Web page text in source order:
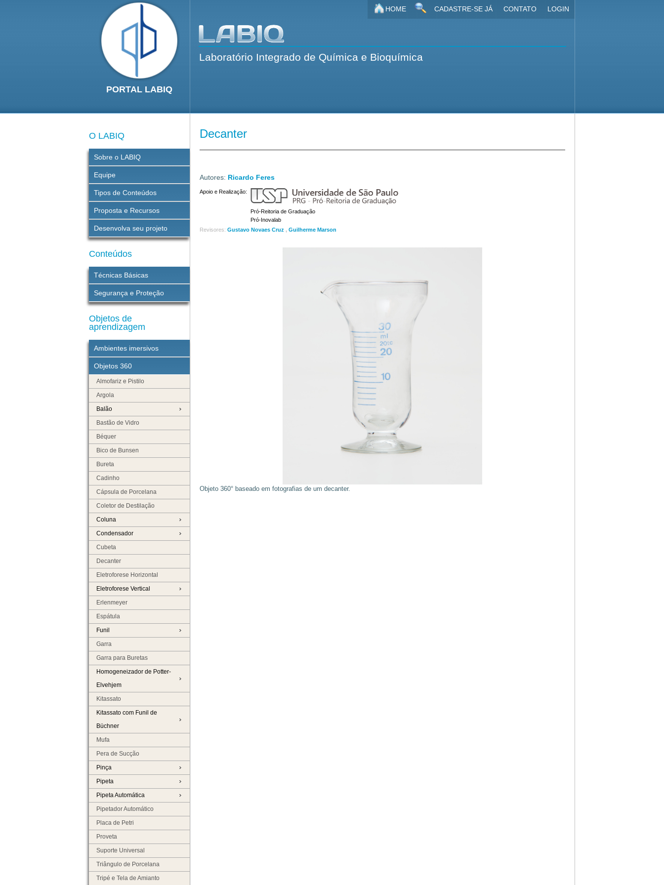
PORTAL LABIQ
HOME CADASTRE-SE JÁ CONTATO LOGIN
Laboratório Integrado de Química e Bioquímica
O LABIQ
Sobre o LABIQ
Equipe
Tipos de Conteúdos
Proposta e Recursos
Desenvolva seu projeto
Conteúdos
Técnicas Básicas
Segurança e Proteção
Objetos de
aprendizagem
Ambientes imersivos
Objetos 360
Almofariz e Pistilo
Argola
Balão
Bastão de Vidro
Béquer
Bico de Bunsen
Bureta
Cadinho
Cápsula de Porcelana
Coletor de Destilação
Coluna
Condensador
Cubeta
Decanter
Eletroforese Horizontal
Eletroforese Vertical
Erlenmeyer
Espátula
Funil
Garra
Garra para Buretas
Homogeneizador de Potter-
Elvehjem
Kitassato
Kitassato com Funil de
Büchner
Mufa
Pera de Sucção
Pinça
Pipeta
Pipeta Automática
Pipetador Automático
Placa de Petri
Proveta
Suporte Universal
Triângulo de Porcelana
Tripé e Tela de Amianto
Decanter
Autores: Ricardo Feres
Apoio e Realização:
Pró-Reitoria de Graduação
Pró-Inovalab
Revisores: Gustavo Novaes Cruz , Guilherme Marson
Objeto 360° baseado em fotografias de um decanter.